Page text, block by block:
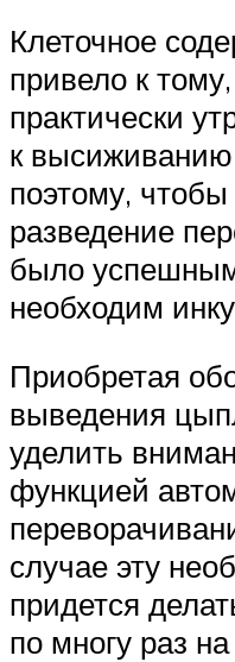
Клеточное
привело к
практически
к
поэтому,
разведение
было
необходим
Приобретая
выведения
уделить
функцией
случае эту
придется
по многу раз